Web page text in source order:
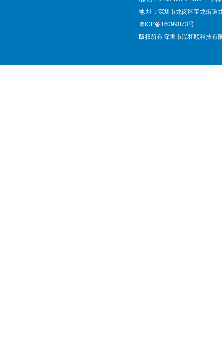
地 址：深圳市龙岗区宝龙街道
粤ICP备16099073号
版权所有 深圳市泓和顺科技有